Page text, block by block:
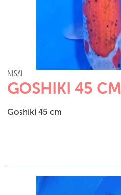
NISAI
GOSHIKI 45 CM
Goshiki 45 cm